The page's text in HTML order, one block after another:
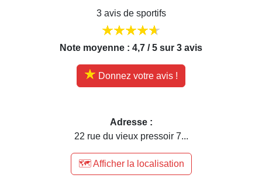
3 avis de sportifs
Note moyenne : 4,7 / 5 sur 3 avis
Donnez votre avis !
Adresse :
22 rue du vieux pressoir 7...
🗺️ Afficher la localisation